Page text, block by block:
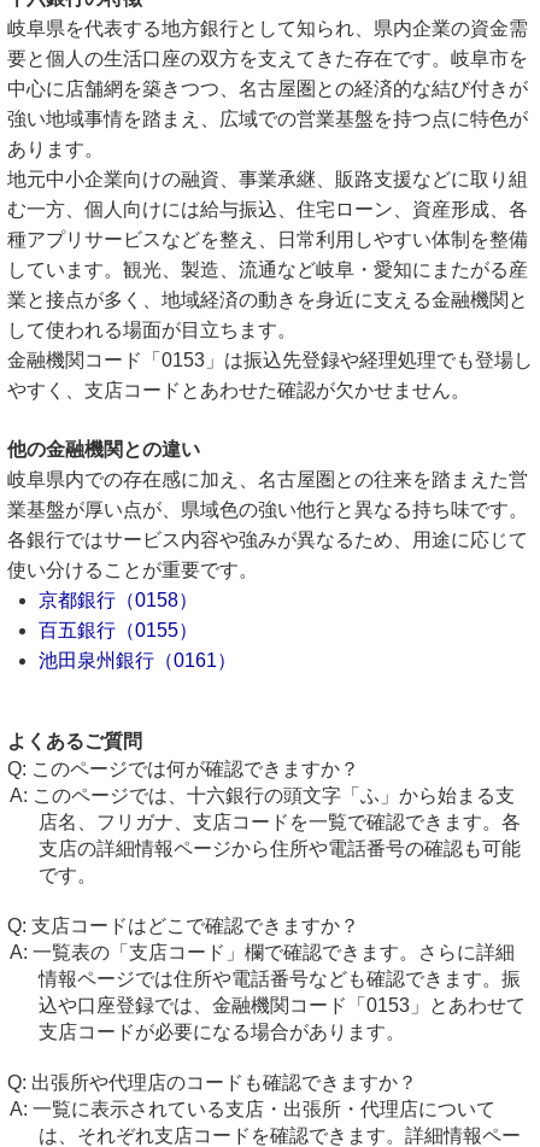
岐阜県を代表する地方銀行として知られ、県内企業の資金需
要と個人の生活口座の双方を支えてきた存在です。岐阜市を
中心に店舗網を築きつつ、名古屋圏との経済的な結び付きが
強い地域事情を踏まえ、広域での営業基盤を持つ点に特色が
あります。
地元中小企業向けの融資、事業承継、販路支援などに取り組
む一方、個人向けには給与振込、住宅ローン、資産形成、各
種アプリサービスなどを整え、日常利用しやすい体制を整備
しています。観光、製造、流通など岐阜・愛知にまたがる産
業と接点が多く、地域経済の動きを身近に支える金融機関と
して使われる場面が目立ちます。
金融機関コード「0153」は振込先登録や経理処理でも登場し
やすく、支店コードとあわせた確認が欠かせません。
他の金融機関との違い
岐阜県内での存在感に加え、名古屋圏との往来を踏まえた営
業基盤が厚い点が、県域色の強い他行と異なる持ち味です。
各銀行ではサービス内容や強みが異なるため、用途に応じて
使い分けることが重要です。
京都銀行（0158）
百五銀行（0155）
池田泉州銀行（0161）
よくあるご質問
このページでは何が確認できますか？
このページでは、十六銀行の頭文字「ふ」から始まる支
店名、フリガナ、支店コードを一覧で確認できます。各
支店の詳細情報ページから住所や電話番号の確認も可能
です。
支店コードはどこで確認できますか？
一覧表の「支店コード」欄で確認できます。さらに詳細
情報ページでは住所や電話番号なども確認できます。振
込や口座登録では、金融機関コード「0153」とあわせて
支店コードが必要になる場合があります。
出張所や代理店のコードも確認できますか？
一覧に表示されている支店・出張所・代理店について
は、それぞれ支店コードを確認できます。詳細情報ペー